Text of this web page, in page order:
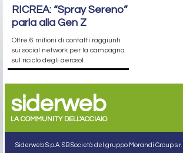
RICREA: “Spray Sereno”
parla alla Gen Z
Oltre 6 milioni di contatti raggiunti
sui social network per la campagna
sul riciclo degli aerosol
siderweb
LA COMMUNITY DELL'ACCIAIO
Siderweb S.p.A. SB Società del gruppo Morandi Group s.r.l.